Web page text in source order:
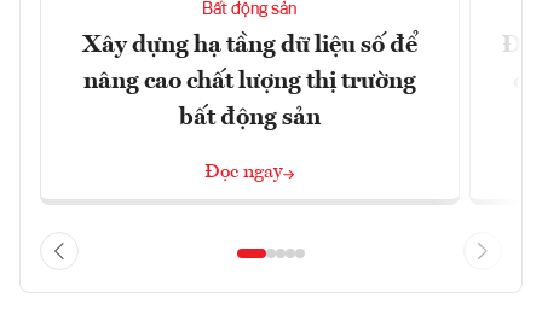
Bất động sản
Xây dựng hạ tầng dữ liệu số để
nâng cao chất lượng thị trường
bất động sản
Đọc ngay